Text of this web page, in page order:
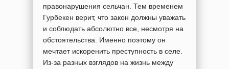
правонарушения сельчан. Тем временем
Гурбекен верит, что закон должны уважать
и соблюдать абсолютно все, несмотря на
обстоятельства. Именно поэтому он
мечтает искоренить преступность в селе.
Из-за разных взглядов на жизнь между